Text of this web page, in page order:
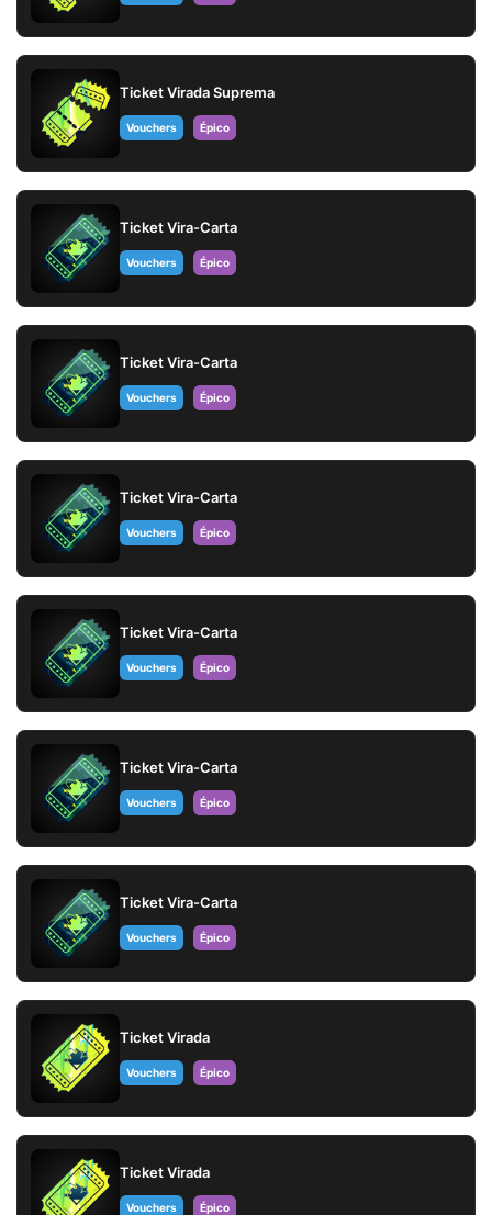
Ticket Virada Suprema
Vouchers Épico
Ticket Vira-Carta
Vouchers Épico
Ticket Vira-Carta
Vouchers Épico
Ticket Vira-Carta
Vouchers Épico
Ticket Vira-Carta
Vouchers Épico
Ticket Vira-Carta
Vouchers Épico
Ticket Vira-Carta
Vouchers Épico
Ticket Virada
Vouchers Épico
Ticket Virada
Vouchers Épico